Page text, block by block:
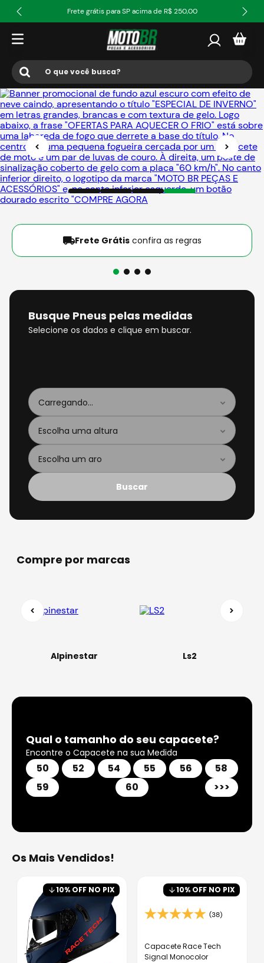
Frete grátis para SP acima de R$ 250,00
O que você busca?
Termos mais buscados
1º ls2
2º norisk
3º capacete
4º fw3
5º capacete ls2
6º jaqueta
axxis fenixFrete Grátisconfira as regras
Busque Pneus pelas medidas
Selecione os dados e clique em buscar.
Buscar
Compre por marcas
Qual o tamanho do seu capacete?
Encontre o Capacete na sua Medida
50 52 54 55 56
58
59
60 >>>
Os Mais Vendidos!
10% OFF NO PIX 10% OFF NO PIX
(38)
Capacete Race Tech
Signal Monocolor